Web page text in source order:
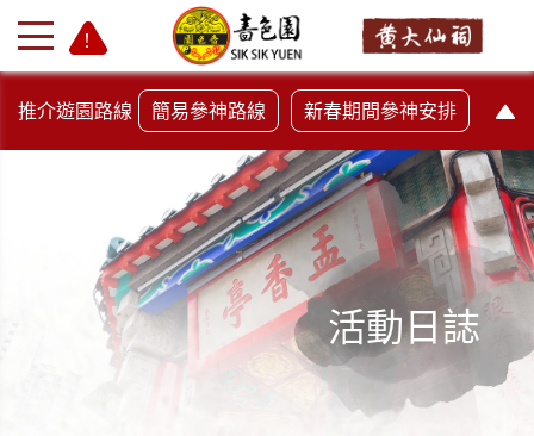
+
推介遊園路線 簡易參神路線 新春期間參神安排
活動日誌